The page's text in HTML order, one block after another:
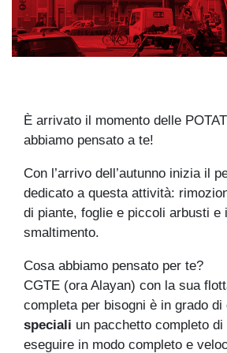
È arrivato il momento delle
abbiamo pensato a te!
Con l’arrivo dell’autunno inizia il
dedicato a questa attività:
di piante, foglie e piccoli arbusti e
smaltimento.
Cosa abbiamo pensato per te?
CGTE (ora Alayan) con la sua
completa per bisogni è in grado di
speciali un pacchetto completo
eseguire in modo completo e